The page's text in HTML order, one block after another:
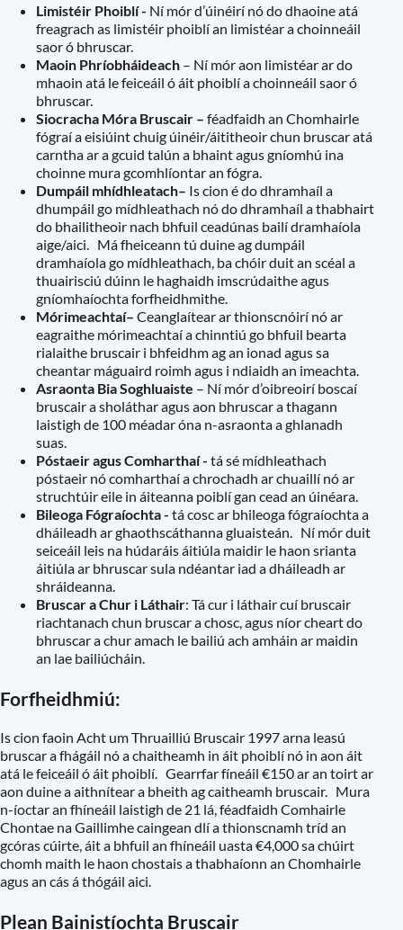
Limistéir Phoiblí - Ní mór d’úinéirí nó do dhaoine atá
freagrach as limistéir phoiblí an limistéar a choinneáil
saor ó bhruscar.
Maoin Phríobháideach – Ní mór aon limistéar ar do
mhaoin atá le feiceáil ó áit phoiblí a choinneáil saor ó
bhruscar.
Siocracha Móra Bruscair – féadfaidh an Chomhairle
fógraí a eisiúint chuig úinéir/áititheoir chun bruscar atá
carntha ar a gcuid talún a bhaint agus gníomhú ina
choinne mura gcomhlíontar an fógra.
Dumpáil mhídhleatach– Is cion é do dhramhaíl a
dhumpáil go mídhleathach nó do dhramhaíl a thabhairt
do bhailitheoir nach bhfuil ceadúnas bailí dramhaíola
aige/aici. Má fheiceann tú duine ag dumpáil
dramhaíola go mídhleathach, ba chóir duit an scéal a
thuairisciú dúinn le haghaidh imscrúdaithe agus
gníomhaíochta forfheidhmithe.
Mórimeachtaí– Ceanglaítear ar thionscnóirí nó ar
eagraithe mórimeachtaí a chinntiú go bhfuil bearta
rialaithe bruscair i bhfeidhm ag an ionad agus sa
cheantar máguaird roimh agus i ndiaidh an imeachta.
Asraonta Bia Soghluaiste – Ní mór d’oibreoirí boscaí
bruscair a sholáthar agus aon bhruscar a thagann
laistigh de 100 méadar óna n-asraonta a ghlanadh
suas.
Póstaeir agus Comharthaí - tá sé mídhleathach
póstaeir nó comharthaí a chrochadh ar chuaillí nó ar
struchtúir eile in áiteanna poiblí gan cead an úinéara.
Bileoga Fógraíochta - tá cosc ar bhileoga fógraíochta a
dháileadh ar ghaothscáthanna gluaisteán. Ní mór duit
seiceáil leis na húdaráis áitiúla maidir le haon srianta
áitiúla ar bhruscar sula ndéantar iad a dháileadh ar
shráideanna.
Bruscar a Chur i Láthair: Tá cur i láthair cuí bruscair
riachtanach chun bruscar a chosc, agus níor cheart do
bhruscar a chur amach le bailiú ach amháin ar maidin
an lae bailiúcháin.
Forfheidhmiú:
Is cion faoin Acht um Thruailliú Bruscair 1997 arna leasú
bruscar a fhágáil nó a chaitheamh in áit phoiblí nó in aon áit
atá le feiceáil ó áit phoiblí. Gearrfar fíneáil €150 ar an toirt ar
aon duine a aithnítear a bheith ag caitheamh bruscair. Mura
n-íoctar an fhíneáil laistigh de 21 lá, féadfaidh Comhairle
Chontae na Gaillimhe caingean dlí a thionscnamh tríd an
gcóras cúirte, áit a bhfuil an fhíneáil uasta €4,000 sa chúirt
chomh maith le haon chostais a thabhaíonn an Chomhairle
agus an cás á thógáil aici.
Plean Bainistíochta Bruscair